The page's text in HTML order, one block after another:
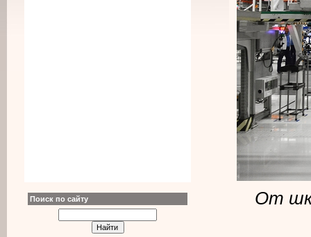
Поиск по сайту От